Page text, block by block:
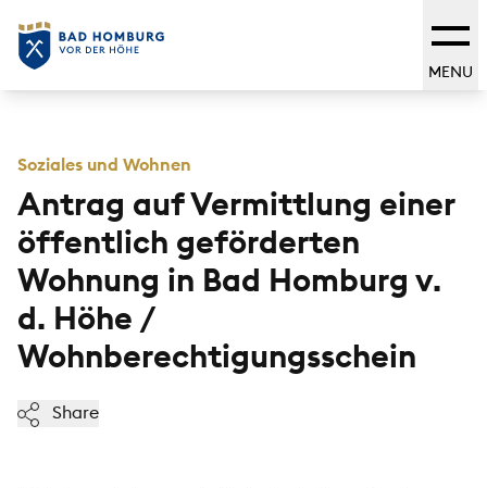
MENU
Soziales und Wohnen
Antrag auf Vermittlung einer
öffentlich geförderten
Wohnung in Bad Homburg v.
d. Höhe /
Wohnberechtigungsschein
Share